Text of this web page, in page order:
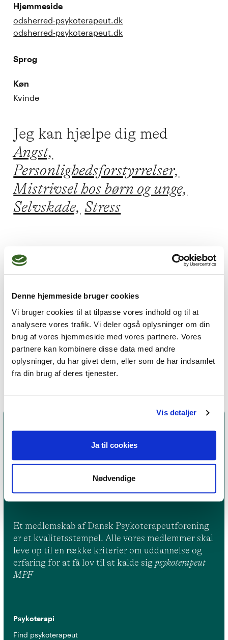
Denne hjemmeside bruger cookies
Vi bruger cookies til at tilpasse vores indhold og til at
analysere vores trafik. Vi deler også oplysninger om din
brug af vores hjemmeside med vores partnere. Vores
partnere kan kombinere disse data med andre
oplysninger, du har givet dem, eller som de har indsamlet
fra din brug af deres tjenester.
Vis detaljer
Ja til cookies
Nødvendige
Hjemmeside
odsherred-psykoterapeut.dk
odsherred-psykoterapeut.dk
Sprog
Køn
Kvinde
Jeg kan hjælpe dig med
Angst,
Personlighedsforstyrrelser,
Mistrivsel hos børn og unge,
Selvskade, Stress
Jeg praktiserer følgende
Familieterapi, Parterapi,
NLP psykoterapi,
Systemisk terapi,
Narrativ terapi
Et medlemskab af Dansk Psykoterapeutforening
er et kvalitetsstempel. Alle vores medlemmer skal
leve op til en række kriterier om uddannelse og
erfaring for at få lov til at kalde sig psykoterapeut
MPF
Psykoterapi
Find psykoterapeut